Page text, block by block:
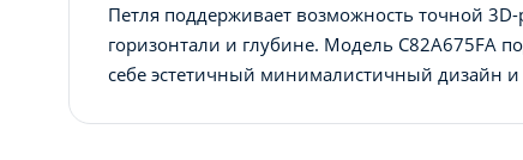
Петля поддерживает возможность точной
горизонтали и глубине. Модель C82A675FA
себе эстетичный минималистичный дизайн